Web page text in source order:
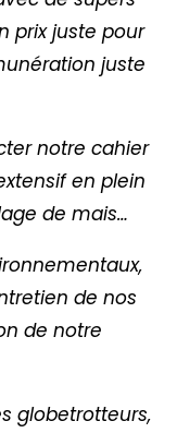
prix juste pour
juste
notre cahier
en plein
de mais…
de nos
de notre
globetrotteurs,